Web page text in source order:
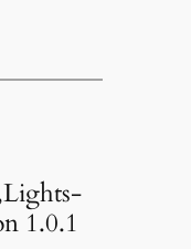
1.0.1